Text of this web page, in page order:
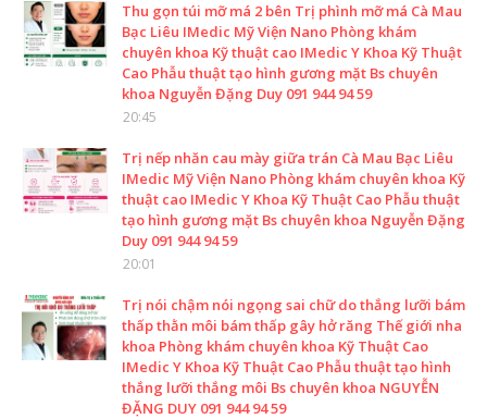
Thu gọn túi mỡ má 2 bên Trị phình mỡ má Cà Mau
Bạc Liêu IMedic Mỹ Viện Nano Phòng khám
chuyên khoa Kỹ thuật cao IMedic Y Khoa Kỹ Thuật
Cao Phẫu thuật tạo hình gương mặt Bs chuyên
khoa Nguyễn Đặng Duy 091 944 94 59
20:45
Trị nếp nhăn cau mày giữa trán Cà Mau Bạc Liêu
IMedic Mỹ Viện Nano Phòng khám chuyên khoa Kỹ
thuật cao IMedic Y Khoa Kỹ Thuật Cao Phẫu thuật
tạo hình gương mặt Bs chuyên khoa Nguyễn Đặng
Duy 091 944 94 59
20:01
Trị nói chậm nói ngọng sai chữ do thắng lưỡi bám
thấp thằn môi bám thấp gây hở răng Thế giới nha
khoa Phòng khám chuyên khoa Kỹ Thuật Cao
IMedic Y Khoa Kỹ Thuật Cao Phẫu thuật tạo hình
thắng lưỡi thắng môi Bs chuyên khoa NGUYỄN
ĐẶNG DUY 091 944 94 59